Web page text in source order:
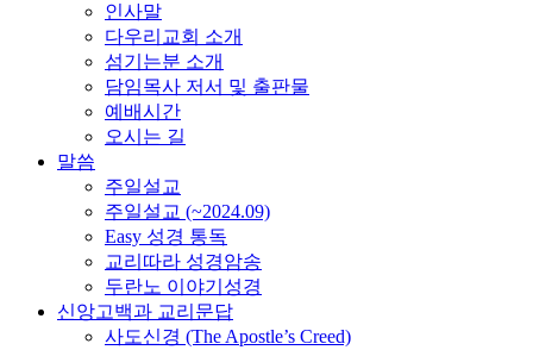
인사말
다우리교회 소개
섬기는분 소개
담임목사 저서 및 출판물
예배시간
오시는 길
말씀
주일설교
주일설교 (~2024.09)
Easy 성경 통독
교리따라 성경암송
두란노 이야기성경
신앙고백과 교리문답
사도신경 (The Apostle’s Creed)